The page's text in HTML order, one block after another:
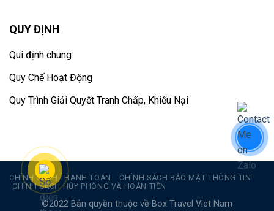
QUY ĐỊNH
Qui định chung
Quy Chế Hoạt Động
Quy Trình Giải Quyết Tranh Chấp, Khiếu Nại
CHÍNH SÁCH THANH TOÁN
CHÍNH SÁCH BẢO MẬT THÔNG TIN
CHÍNH SÁCH HỦY PHÒNG VÀ HOÀN TIỀN
©2022 Bản quyền thuộc về Box Travel Viet Nam